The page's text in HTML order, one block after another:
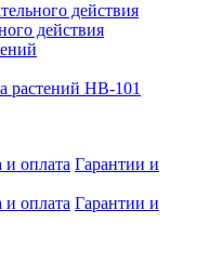
действия
действия
растений HB-101
и оплата Гарантии и
и оплата Гарантии и